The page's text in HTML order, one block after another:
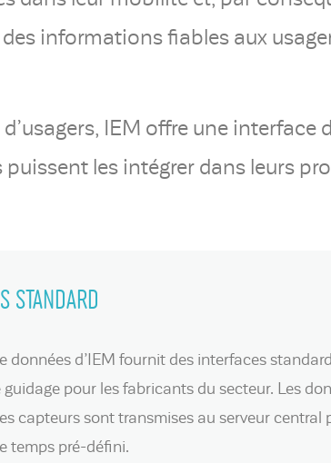
informations fiables aux
IEM offre une interface
les intégrer dans leurs
STANDARD
données d’IEM fournit des interfaces
guidage pour les fabricants du secteur. Les
capteurs sont transmises au serveur central
temps pré-défini.